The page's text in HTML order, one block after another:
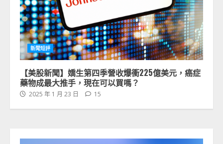
新聞短評
【美股新聞】嬌生第四季營收爆衝225億美元，癌症
藥物成最大推手，現在可以買嗎？
2025 年 1 月 23 日 15